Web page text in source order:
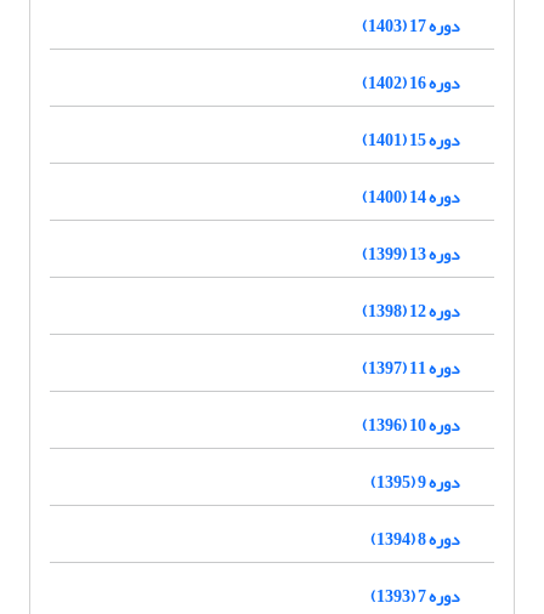
دوره 17 (1403)
دوره 16 (1402)
دوره 15 (1401)
دوره 14 (1400)
دوره 13 (1399)
دوره 12 (1398)
دوره 11 (1397)
دوره 10 (1396)
دوره 9 (1395)
دوره 8 (1394)
دوره 7 (1393)